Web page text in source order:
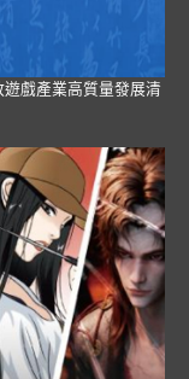
戲產業高質量發展清